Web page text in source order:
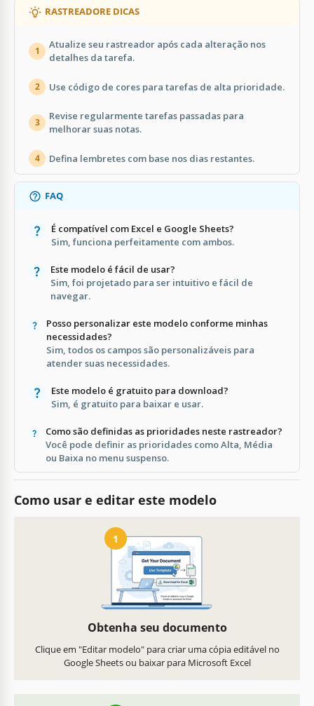
RASTREADORE DICAS
1
Atualize seu rastreador após cada alteração nos
detalhes da tarefa.
2 Use código de cores para tarefas de alta prioridade.
3
Revise regularmente tarefas passadas para
melhorar suas notas.
4 Defina lembretes com base nos dias restantes.
FAQ
É compatível com Excel e Google Sheets?
Sim, funciona perfeitamente com ambos.
Este modelo é fácil de usar?
Sim, foi projetado para ser intuitivo e fácil de
navegar.
Posso personalizar este modelo conforme minhas
necessidades?
Sim, todos os campos são personalizáveis para
atender suas necessidades.
Este modelo é gratuito para download?
Sim, é gratuito para baixar e usar.
Como são definidas as prioridades neste rastreador?
Você pode definir as prioridades como Alta, Média
ou Baixa no menu suspenso.
Como usar e editar este modelo
1
Obtenha seu documento
Clique em "Editar modelo" para criar uma cópia editável no
Google Sheets ou baixar para Microsoft Excel